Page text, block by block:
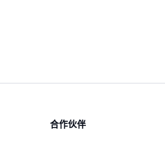
合作伙伴